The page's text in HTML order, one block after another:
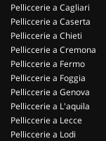
Pelliccerie a Cagliari
Pelliccerie a Caserta
Pelliccerie a Chieti
Pelliccerie a Cremona
Pelliccerie a Fermo
Pelliccerie a Foggia
Pelliccerie a Genova
Pelliccerie a L'aquila
Pelliccerie a Lecce
Pelliccerie a Lodi